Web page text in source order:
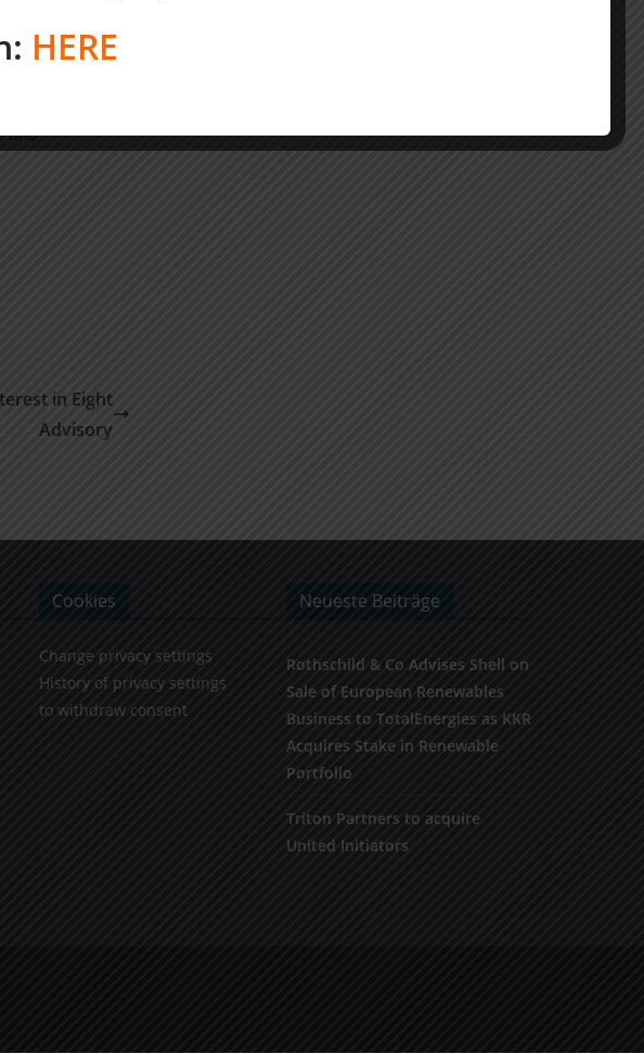
und
in Eight
Advisory
Cookies
Change privacy settings
History of privacy settings
to withdraw consent
Neueste Beiträge
Rothschild & Co Advises Shell on
Sale of European Renewables
Business to TotalEnergies as KKR
Acquires Stake in Renewable
Portfolio
Triton Partners to acquire
United Initiators
HERE